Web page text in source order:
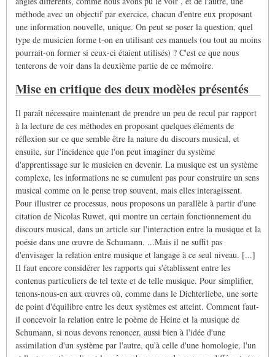
méthode avec un objectif par exercice, chacun d'entre eux proposant
une information nouvelle, unique. On peut se poser la question, quel
type de musicien forme t-on en utilisant ces manuels (ou tout au moins
pourrait-on former si ceux-ci étaient utilisés) ? C'est ce que nous
tenterons de voir dans la deuxième partie de ce mémoire.
Mise en critique des deux modèles présentés
Il paraît nécessaire maintenant de prendre un peu de recul par rapport
à la lecture de ces méthodes en proposant quelques éléments de
réflexion sur ce que semble être la nature du discours musical, et
ensuite, sur l'incidence que l'on peut imaginer du système
d'apprentissage sur le musicien en devenir. La musique est un système
complexe, les informations ne se cumulent pas pour construire un sens
musical comme on le pense trop souvent, mais elles interagissent.
Pour illustrer ce processus, nous proposons un parallèle à partir d'une
citation de Nicolas Ruwet, qui montre un certain fonctionnement du
discours musical, dans un article sur l'interaction entre la musique et la
poésie dans une œuvre de Schumann. ...Mais il ne suffit pas
d'envisager la relation entre musique et langage à ce seul niveau. [...]
Il faut encore considérer les rapports qui s'établissent entre les
contenus particuliers de tel texte et de telle musique. Pour simplifier,
tenons-nous-en aux œuvres où, comme dans le Dichterliebe, une sorte
de point d'équilibre entre les deux systèmes est atteint. Comment faut-
il concevoir la relation entre le poème de Heine et la musique de
Schumann, si nous devons renoncer, aussi bien à l'idée d'une
assimilation d'un système par l'autre, qu'à celle d'une homologie, l'un